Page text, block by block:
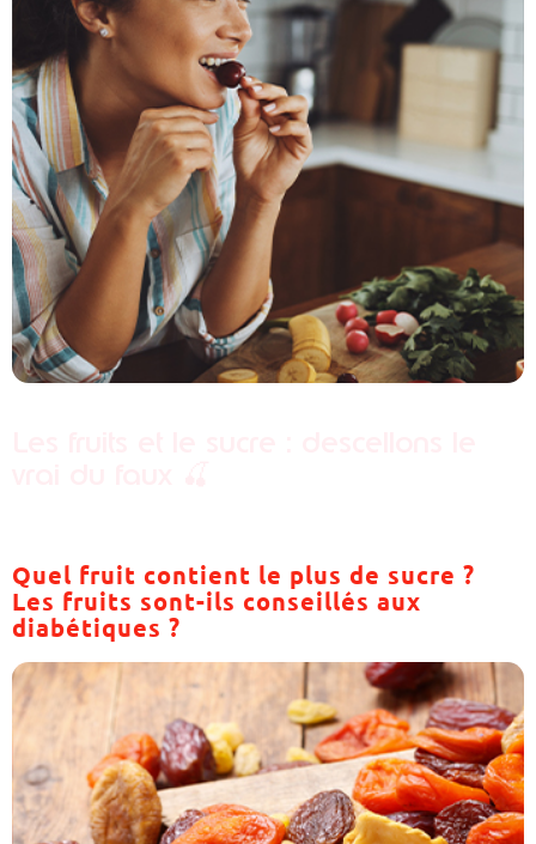
Quel fruit contient le plus de sucre ?
Les fruits sont-ils conseillés aux
diabétiques ?